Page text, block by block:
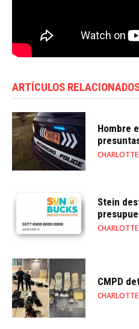
ARTÍCULOS
Hombre
Stein
CMPD